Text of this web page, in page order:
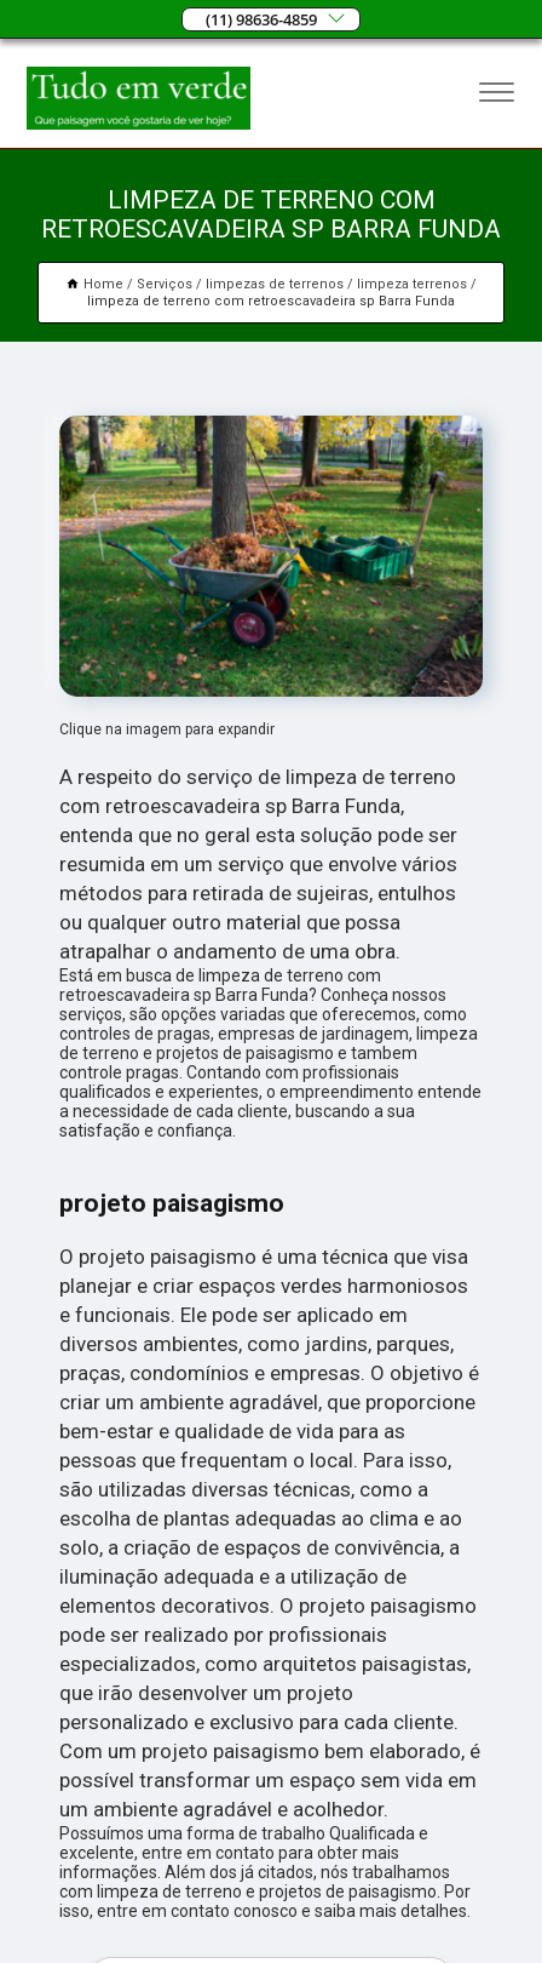
(11) 98636-4859
LIMPEZA DE TERRENO COM
RETROESCAVADEIRA SP BARRA FUNDA
Home Serviços limpezas de terrenos
limpeza terrenos
limpeza de terreno com retroescavadeira sp Barra Funda
Clique na imagem para expandir
A respeito do serviço de limpeza de terreno
com retroescavadeira sp Barra Funda,
entenda que no geral esta solução pode ser
resumida em um serviço que envolve vários
métodos para retirada de sujeiras, entulhos
ou qualquer outro material que possa
atrapalhar o andamento de uma obra.
Está em busca de limpeza de terreno com
retroescavadeira sp Barra Funda? Conheça nossos
serviços, são opções variadas que oferecemos, como
controles de pragas, empresas de jardinagem, limpeza
de terreno e projetos de paisagismo e tambem
controle pragas. Contando com profissionais
qualificados e experientes, o empreendimento entende
a necessidade de cada cliente, buscando a sua
satisfação e confiança.
projeto paisagismo
O projeto paisagismo é uma técnica que visa
planejar e criar espaços verdes harmoniosos
e funcionais. Ele pode ser aplicado em
diversos ambientes, como jardins, parques,
praças, condomínios e empresas. O objetivo é
criar um ambiente agradável, que proporcione
bem-estar e qualidade de vida para as
pessoas que frequentam o local. Para isso,
são utilizadas diversas técnicas, como a
escolha de plantas adequadas ao clima e ao
solo, a criação de espaços de convivência, a
iluminação adequada e a utilização de
elementos decorativos. O projeto paisagismo
pode ser realizado por profissionais
especializados, como arquitetos paisagistas,
que irão desenvolver um projeto
personalizado e exclusivo para cada cliente.
Com um projeto paisagismo bem elaborado, é
possível transformar um espaço sem vida em
um ambiente agradável e acolhedor.
Possuímos uma forma de trabalho Qualificada e
excelente, entre em contato para obter mais
informações. Além dos já citados, nós trabalhamos
com limpeza de terreno e projetos de paisagismo. Por
isso, entre em contato conosco e saiba mais detalhes.